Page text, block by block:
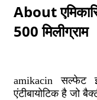
About
500 मिलीग्राम
amikacin
एंटीबायोटिक है जो